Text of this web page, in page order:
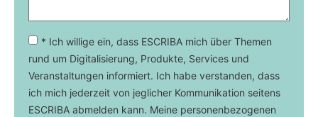
* Ich willige ein, dass ESCRIBA mich über Themen
rund um Digitalisierung, Produkte, Services und
Veranstaltungen informiert. Ich habe verstanden, dass
ich mich jederzeit von jeglicher Kommunikation seitens
ESCRIBA abmelden kann. Meine personenbezogenen